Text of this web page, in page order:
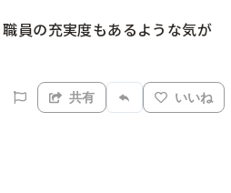
員の充実度もあるような気が
共有 いいね